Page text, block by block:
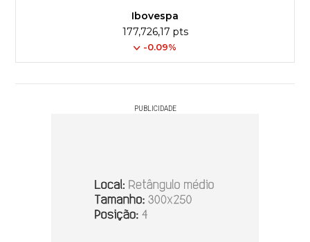
Ibovespa
177,726,17 pts
-0.09%
PUBLICIDADE